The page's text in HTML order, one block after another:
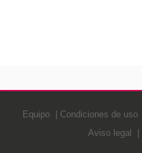
Equipo Condiciones de uso
Aviso legal